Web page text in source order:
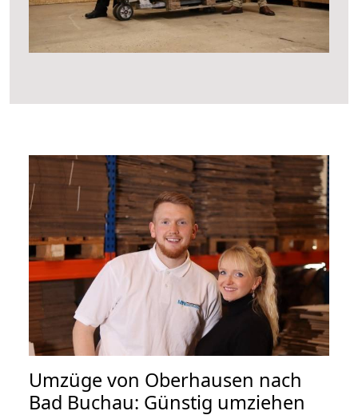
Umzüge von Oberhausen nach
Bad Buchau: Günstig umziehen